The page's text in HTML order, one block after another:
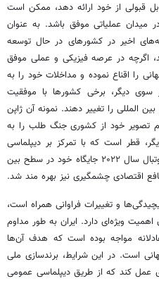
قبولی از خود ارائه دهد، ممکن است
عملیاتی موفق باشد. به عنوان
اخیر در کشورهای در حال توسعه
، اگرچه در عرصه فیزیکی و عملی موفق
را اقناع نموده و مداخلات خود را به
سوی دیگر، برخی کشورها با موفقیت
المللی را تغییر دهند. نمونه آن ژاپن
تصویر خود از کشوری جنگ طلب را به
قطر است که با تمرکز بر دیپلماسی
ورزشی و میزبانی مسابقات جام جهانی فوتبال سال ۲۰۲۲ جایگاه خود در سطح بین
اقتصادی چشمگیری نیز بهره مند شد.
و تغییرات فراوانی همراه است،
ویژه‌ای دارد. ایران به طور مداوم
مواجه بوده است که هدف آن‌ها
است. در این شرایط، برندسازی ملی
عمل کند که از طریق دیپلماسی عمومی